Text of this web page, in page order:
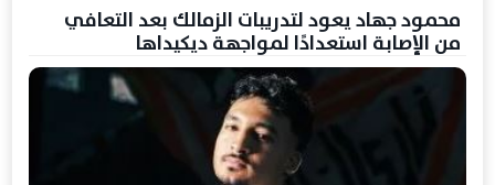
محمود جهاد يعود لتدريبات الزمالك بعد التعافي
من الإصابة استعدادًا لمواجهة ديكيداها